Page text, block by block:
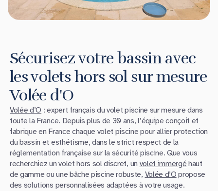
Sécurisez votre bassin avec
les volets hors sol sur mesure
Volée d'O
Volée d’O : expert français du volet piscine sur mesure dans
toute la France. Depuis plus de 30 ans, l’équipe conçoit et
fabrique en France chaque volet piscine pour allier protection
du bassin et esthétisme, dans le strict respect de la
réglementation française sur la sécurité piscine. Que vous
recherchiez un volet hors sol discret, un volet immergé haut
de gamme ou une bâche piscine robuste, Volée d’O propose
des solutions personnalisées adaptées à votre usage.